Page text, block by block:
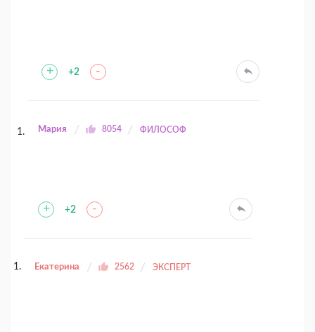
+ +2 -
Мария 8054 ФИЛОСОФ
+ +2 -
Екатерина 2562 ЭКСПЕРТ